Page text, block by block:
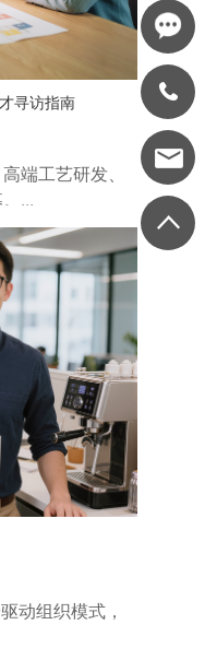
寻访指南
端工艺研发、
...
动组织模式，